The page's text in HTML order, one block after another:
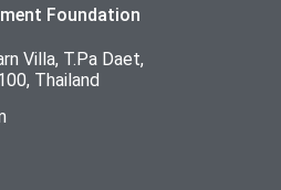
Foundation
Villa, T.Pa Daet,
Thailand